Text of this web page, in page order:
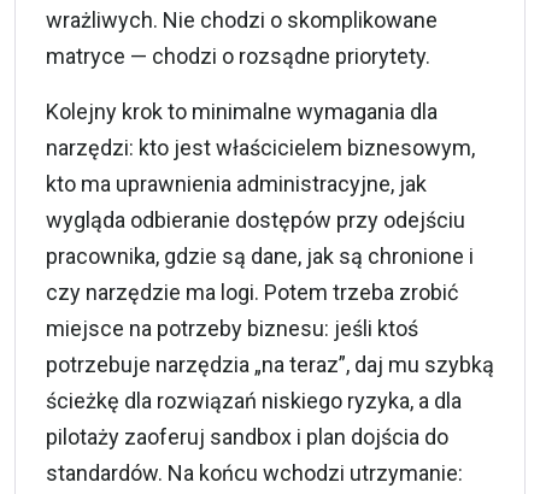
wrażliwych. Nie chodzi o skomplikowane
matryce — chodzi o rozsądne priorytety.
Kolejny krok to minimalne wymagania dla
narzędzi: kto jest właścicielem biznesowym,
kto ma uprawnienia administracyjne, jak
wygląda odbieranie dostępów przy odejściu
pracownika, gdzie są dane, jak są chronione i
czy narzędzie ma logi. Potem trzeba zrobić
miejsce na potrzeby biznesu: jeśli ktoś
potrzebuje narzędzia „na teraz”, daj mu szybką
ścieżkę dla rozwiązań niskiego ryzyka, a dla
pilotaży zaoferuj sandbox i plan dojścia do
standardów. Na końcu wchodzi utrzymanie: